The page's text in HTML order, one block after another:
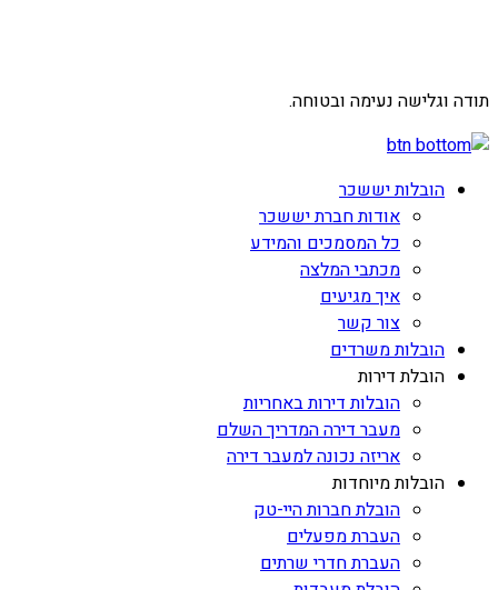
תודה וגלישה נעימה ובטוחה.
הובלות יששכר
אודות חברת יששכר
כל המסמכים והמידע
מכתבי המלצה
איך מגיעים
צור קשר
הובלות משרדים
הובלת דירות
הובלות דירות באחריות
מעבר דירה המדריך השלם
אריזה נכונה למעבר דירה
הובלות מיוחדות
הובלת חברות היי-טק
העברת מפעלים
העברת חדרי שרתים